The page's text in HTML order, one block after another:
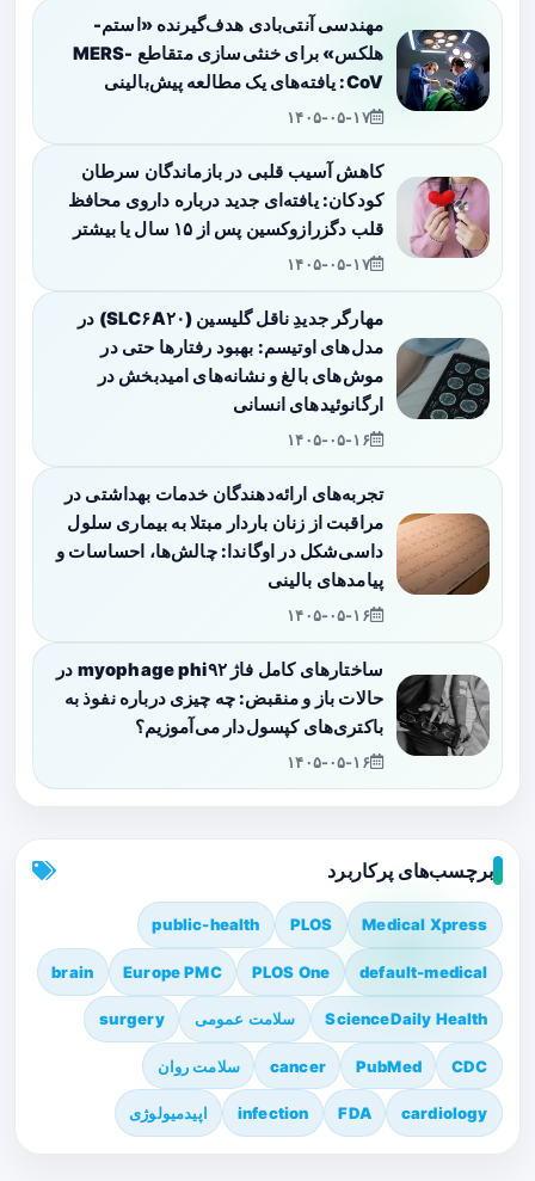
مهندسی آنتی‌بادی هدف‌گیرنده «استم-
هلکس» برای خنثی‌سازی متقاطع MERS-
CoV: یافته‌های یک مطالعه پیش‌بالینی
۱۴۰۵-۰۵-۱۷
کاهش آسیب قلبی در بازماندگان سرطان
کودکان: یافته‌ای جدید درباره داروی محافظ
قلب دگزرازوکسین پس از ۱۵ سال یا بیشتر
۱۴۰۵-۰۵-۱۷
مهارگر جدیدِ ناقل گلیسین (SLC۶A۲۰) در
مدل‌های اوتیسم: بهبود رفتارها حتی در
موش‌های بالغ و نشانه‌های امیدبخش در
ارگانوئیدهای انسانی
۱۴۰۵-۰۵-۱۶
تجربه‌های ارائه‌دهندگان خدمات بهداشتی در
مراقبت از زنان باردار مبتلا به بیماری سلول
داسی‌شکل در اوگاندا: چالش‌ها، احساسات و
پیامدهای بالینی
۱۴۰۵-۰۵-۱۶
ساختارهای کامل فاژ myophage phi۹۲ در
حالات باز و منقبض: چه چیزی درباره نفوذ به
باکتری‌های کپسول‌دار می‌آموزیم؟
۱۴۰۵-۰۵-۱۶
برچسب‌های پرکاربرد
Medical Xpress
PLOS
public-health
default-medical
PLOS One
Europe PMC
brain
ScienceDaily Health سلامت عمومی surgery
CDC
PubMed
cancer سلامت روان
cardiology
FDA
infection اپیدمیولوژی